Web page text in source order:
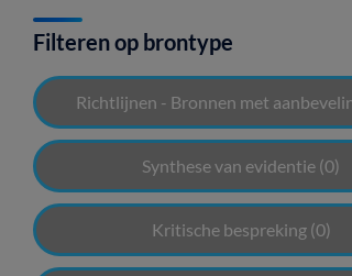
Filteren op brontype
Richtlijnen - Bronnen met
Synthese van evidentie (0)
Kritische bespreking (0)